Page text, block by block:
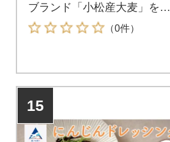
ブランド「小松産大麦」を使
用。
（0件）
15